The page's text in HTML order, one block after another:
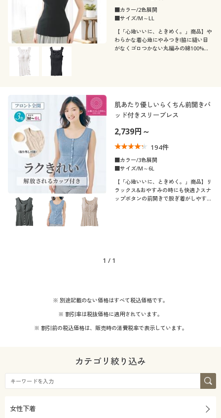
■カラー/2色展開
■サイズ/M～LL
【「心地いいに、ときめく。」商品】や
わらかな着心地にやみつき!脇に縫い目
がなくゴロつかない丸編みの綿100%リ
肌あたり優しいらくちん前開きパ
ッド付きスリーブレス
2,739円～
194件
■カラー/3色展開
■サイズ/M～6L
【「心地いいに、ときめく。」商品】リ
ラックス&おやすみの時にも快適♪スナ
ップボタンの前開きで脱ぎ着がしやすい
1 / 1
※ 別途記載のない価格はすべて税込価格です。
※ 割引率は税抜価格に適用されています。
※ 割引前の税込価格は、販売時の消費税率で表示しています。
カテゴリ絞り込み
女性下着